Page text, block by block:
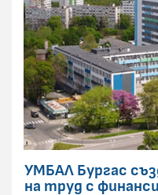
УМБАЛ Бургас
на труд с